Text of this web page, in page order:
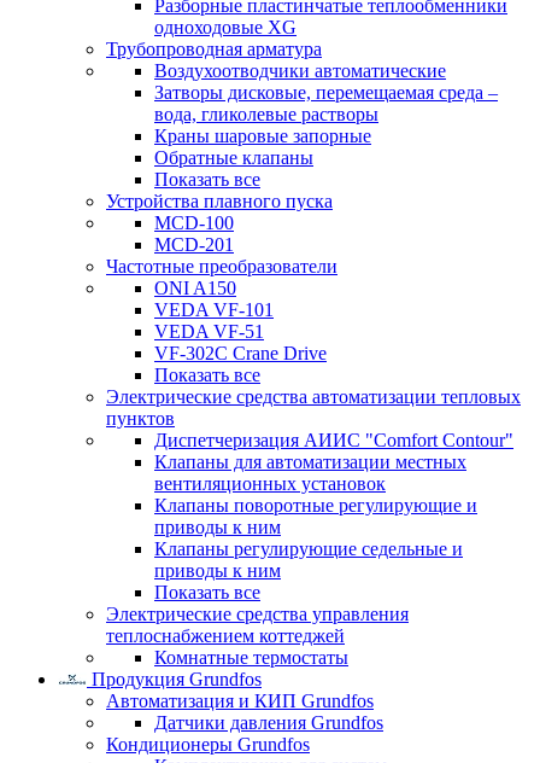
Разборные пластинчатые теплообменники
одноходовые ХG
Трубопроводная арматура
Воздухоотводчики автоматические
Затворы дисковые, перемещаемая среда –
вода, гликолевые растворы
Краны шаровые запорные
Обратные клапаны
Показать все
Устройства плавного пуска
MCD-100
MCD-201
Частотные преобразователи
ONI A150
VEDA VF-101
VEDA VF-51
VF-302C Crane Drive
Показать все
Электрические средства автоматизации тепловых
пунктов
Диспетчеризация АИИС "Comfort Contour"
Клапаны для автоматизации местных
вентиляционных установок
Клапаны поворотные регулирующие и
приводы к ним
Клапаны регулирующие седельные и
приводы к ним
Показать все
Электрические средства управления
теплоснабжением коттеджей
Комнатные термостаты
Продукция Grundfos
Автоматизация и КИП Grundfos
Датчики давления Grundfos
Кондиционеры Grundfos